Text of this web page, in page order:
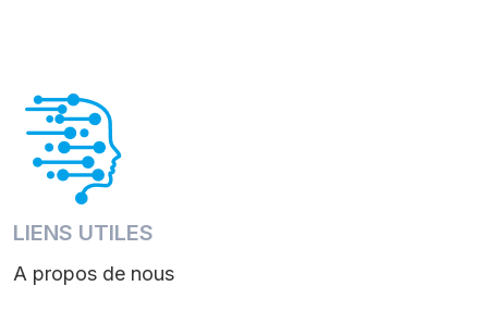
LIENS UTILES
A propos de nous